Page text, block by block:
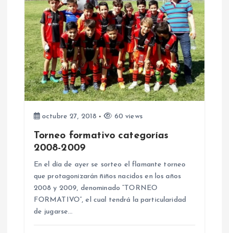
ó
n
d
octubre 27, 2018 60 views
Torneo formativo categorías
2008-2009
En el día de ayer se sorteo el flamante torneo
que protagonizarán ñiños nacidos en los años
2008 y 2009, denominado “TORNEO
FORMATIVO”, el cual tendrá la particularidad
de jugarse…